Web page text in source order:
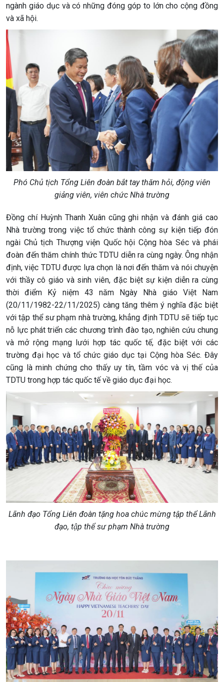
ngành giáo dục và có những đóng góp to lớn cho cộng đồng
và xã hội.
Phó Chủ tịch Tổng Liên đoàn bắt tay thăm hỏi, động viên
giảng viên, viên chức Nhà trường
Đồng chí Huỳnh Thanh Xuân cũng ghi nhận và đánh giá cao
Nhà trường trong việc tổ chức thành công sự kiện tiếp đón
ngài Chủ tịch Thượng viện Quốc hội Cộng hòa Séc và phái
đoàn đến thăm chính thức TDTU diễn ra cùng ngày. Ông nhận
định, việc TDTU được lựa chọn là nơi đến thăm và nói chuyện
với thầy cô giáo và sinh viên, đặc biệt sự kiện diễn ra cùng
thời điểm Kỷ niệm 43 năm Ngày Nhà giáo Việt Nam
(20/11/1982-22/11/2025) càng tăng thêm ý nghĩa đặc biệt
với tập thể sư phạm nhà trường, khẳng định TDTU sẽ tiếp tục
nỗ lực phát triển các chương trình đào tạo, nghiên cứu chung
và mở rộng mạng lưới hợp tác quốc tế, đặc biệt với các
trường đại học và tổ chức giáo dục tại Cộng hòa Séc. Đây
cũng là minh chứng cho thấy uy tín, tầm vóc và vị thế của
TDTU trong hợp tác quốc tế về giáo dục đại học.
Lãnh đạo Tổng Liên đoàn tặng hoa chúc mừng tập thể Lãnh
đạo, tập thể sư phạm Nhà trường